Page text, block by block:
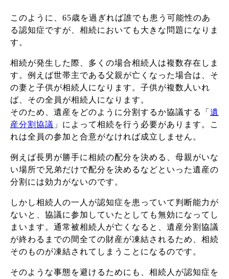
このように、65歳を過ぎれば誰でも患う可能性のあ
る認知症ですが、相続においても大きな問題になりま
す。
相続が発生した際、多くの場合相続人は複数存在しま
す。例えば世帯主である父親が亡くなった場合は、そ
の妻と子供が相続人になります。子供が複数人いれ
ば、その全員が相続人になります。
そのため、遺産をどのように分割するか協議する「 遺
産分割協議 」によって相続を行う必要があります。こ
れは全員の参加と合意がなければ成立しません。
例えば長男が勝手に相続の配分を決める、母親がいな
い場所で兄弟だけで配分を決めるなどといった遺産の
分割には効力がないのです。
しかし相続人の一人が認知症を患っていて判断能力が
ないと、協議に参加していたとしても無効になってし
まいます。通常被相続人が亡くなると、遺産分割協議
が終わるまでの間全ての財産が凍結されるため、相続
そのものが凍結されてしまうことになるのです。
そのような事態を避けるためにも、相続人が認知症を